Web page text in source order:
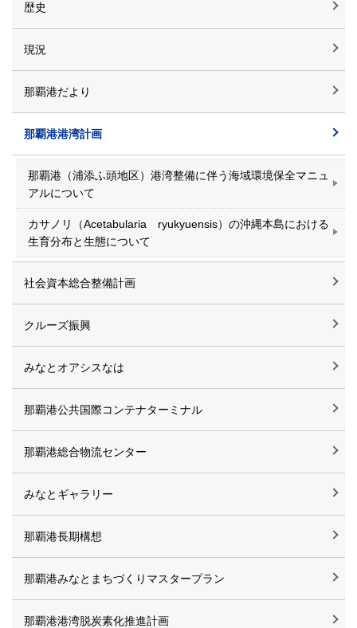
歴史
現況
那覇港だより
那覇港港湾計画
那覇港（浦添ふ頭地区）港湾整備に伴う海域環境保全マニュ
アルについて
カサノリ（Acetabularia ryukyuensis）の沖縄本島における
生育分布と生態について
社会資本総合整備計画
クルーズ振興
みなとオアシスなは
那覇港公共国際コンテナターミナル
那覇港総合物流センター
みなとギャラリー
那覇港長期構想
那覇港みなとまちづくりマスタープラン
那覇港港湾脱炭素化推進計画